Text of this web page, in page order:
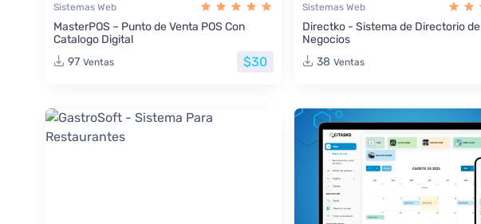
Sistemas Web
MasterPOS – Punto de Venta POS Con
Catalogo Digital
97 Ventas $30
Sistemas Web
Directko - Sistema de Directorio de
Negocios
38 Ventas